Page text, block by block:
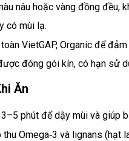
nâu hoặc vàng đồng đều,
có mùi lạ.
VietGAP, Organic để
đóng gói kín, có hạn sử
Ăn
phút để dậy mùi và giúp
Omega‑3 và lignans (hạt